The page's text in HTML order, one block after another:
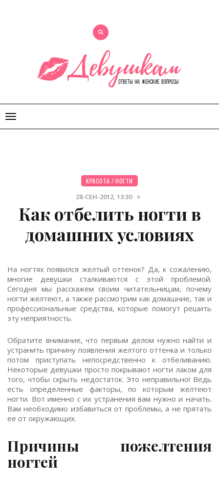
Открыть
меню
КРАСОТА /НОГТИ
28-СЕН-2012, 13:30
Как отбелить ногти в
домашних условиях
На ногтях появился желтый оттенок? Да, к сожалению,
многие девушки сталкиваются с этой проблемой.
Сегодня мы расскажем своим читательницам, почему
ногти желтеют, а также рассмотрим как домашние, так и
профессиональные средства, которые помогут решить
эту неприятность.
Обратите внимание, что первым делом нужно найти и
устранить причину появления желтого оттенка и только
потом приступать непосредственно к отбеливанию.
Некоторые девушки просто покрывают ногти лаком для
того, чтобы скрыть недостаток. Это неправильно! Ведь
есть определенные факторы, по которым желтеют
ногти. Вот именно с их устранения вам нужно и начать.
Вам необходимо избавиться от проблемы, а не прятать
ее от окружающих.
Причины пожелтения
ногтей